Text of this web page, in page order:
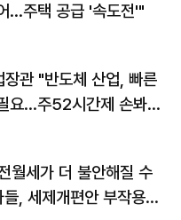
…주택 공급 '속도전'"
장관 "반도체 산업, 빠른
요…주52시간제 손봐
월세가 더 불안해질 수
, 세제개편안 부작용